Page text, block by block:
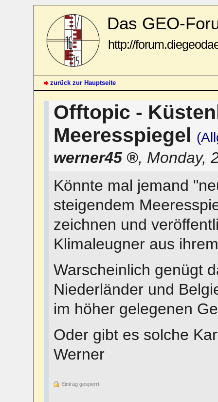
Das GEO-
http://
zurück zur Hauptseite
Offtopic -
Meeresspiegel
werner45 , Monday,
Könnte mal jemand
steigendem
zeichnen und
Klimaleugner aus
Warscheinlich genügt
Niederländer und
im höher gelegenen
Oder gibt es solche
Werner
Eintrag gesperrt